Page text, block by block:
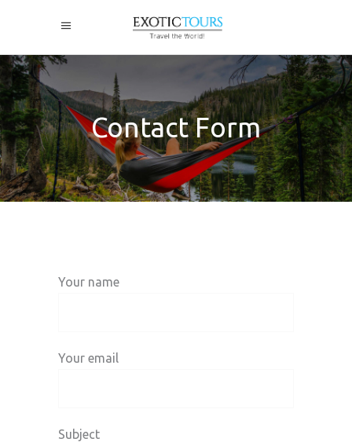
Contact Form
Your name
Your email
Subject